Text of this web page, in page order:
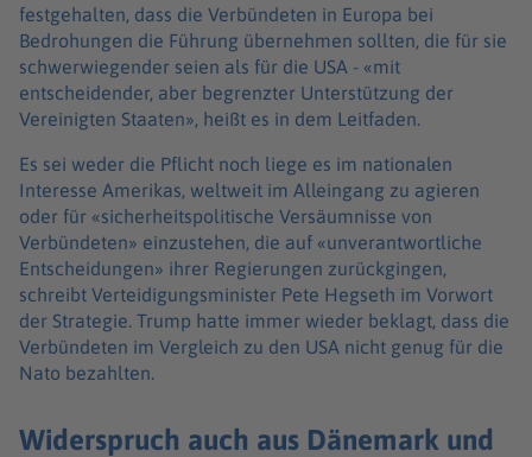
festgehalten, dass die Verbündeten in Europa bei
Bedrohungen die Führung übernehmen sollten, die für sie
schwerwiegender seien als für die USA - «mit
entscheidender, aber begrenzter Unterstützung der
Vereinigten Staaten», heißt es in dem Leitfaden.
Es sei weder die Pflicht noch liege es im nationalen
Interesse Amerikas, weltweit im Alleingang zu agieren
oder für «sicherheitspolitische Versäumnisse von
Verbündeten» einzustehen, die auf «unverantwortliche
Entscheidungen» ihrer Regierungen zurückgingen,
schreibt Verteidigungsminister Pete Hegseth im Vorwort
der Strategie. Trump hatte immer wieder beklagt, dass die
Verbündeten im Vergleich zu den USA nicht genug für die
Nato bezahlten.
Widerspruch auch aus Dänemark und